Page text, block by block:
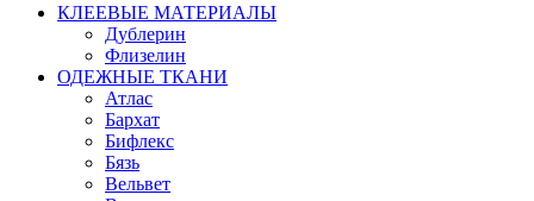
КЛЕЕВЫЕ МАТЕРИАЛЫ
Дублерин
Флизелин
ОДЕЖНЫЕ ТКАНИ
Атлас
Бархат
Бифлекс
Бязь
Вельвет